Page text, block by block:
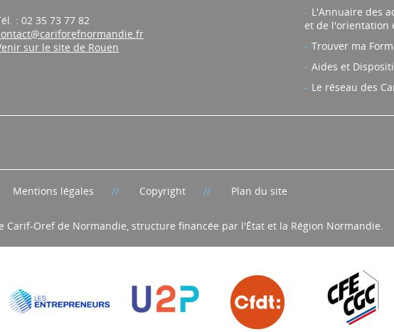
: 02 35 73 77 82
sur le site de Rouen
L'Annuaire des
et de l'orientation
Trouver ma
Aides et
Le réseau des
Mentions légales Copyright Plan du site
Carif-Oref de Normandie, structure financée par l'État et la Région Normandie.